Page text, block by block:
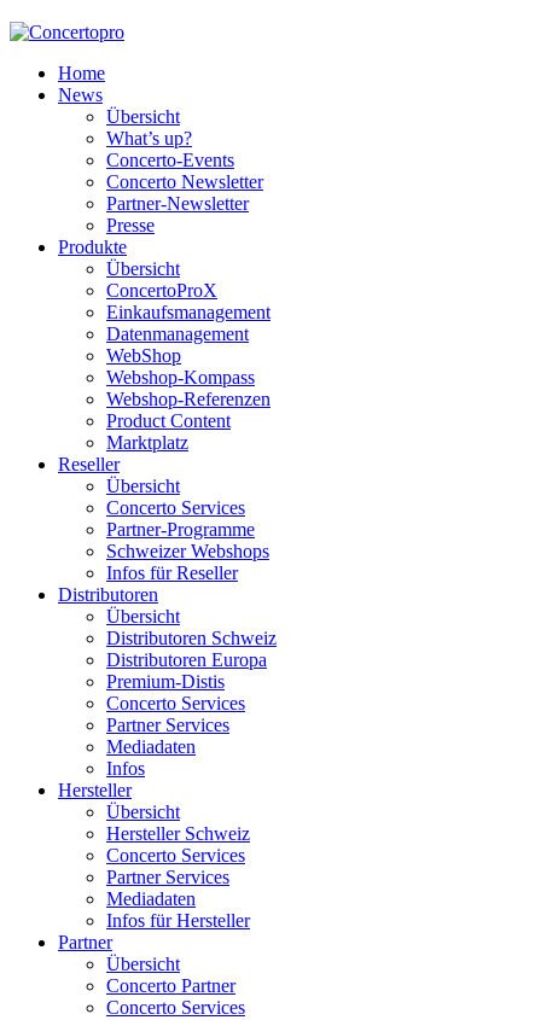
Home
News
Übersicht
What’s up?
Concerto-Events
Concerto Newsletter
Partner-Newsletter
Presse
Produkte
Übersicht
ConcertoProX
Einkaufsmanagement
Datenmanagement
WebShop
Webshop-Kompass
Webshop-Referenzen
Product Content
Marktplatz
Reseller
Übersicht
Concerto Services
Partner-Programme
Schweizer Webshops
Infos für Reseller
Distributoren
Übersicht
Distributoren Schweiz
Distributoren Europa
Premium-Distis
Concerto Services
Partner Services
Mediadaten
Infos
Hersteller
Übersicht
Hersteller Schweiz
Concerto Services
Partner Services
Mediadaten
Infos für Hersteller
Partner
Übersicht
Concerto Partner
Concerto Services